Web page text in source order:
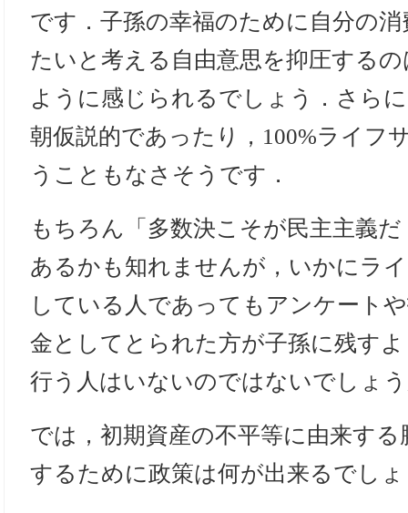
です．子孫の幸福のために自分の
たいと考える自由意思を抑圧する
ように感じられるでしょう．さら
朝仮説的であったり，100%ライフ
うこともなさそうです．
もちろん「多数決こそが民主主義
あるかも知れませんが，いかにラ
している人であってもアンケート
金としてとられた方が子孫に残す
行う人はいないのではないでしょ
では，初期資産の不平等に由来す
するために政策は何が出来るでし